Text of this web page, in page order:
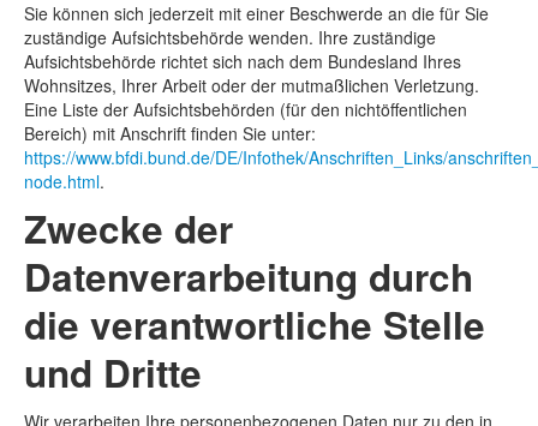
Sie können sich jederzeit mit einer Beschwerde an die für Sie
zuständige Aufsichtsbehörde wenden. Ihre zuständige
Aufsichtsbehörde richtet sich nach dem Bundesland Ihres
Wohnsitzes, Ihrer Arbeit oder der mutmaßlichen Verletzung.
Eine Liste der Aufsichtsbehörden (für den nichtöffentlichen
Bereich) mit Anschrift finden Sie unter:
https://www.bfdi.bund.de/DE/Infothek/Anschriften_Links/
node.html.
Zwecke der
Datenverarbeitung durch
die verantwortliche Stelle
und Dritte
Wir verarbeiten Ihre personenbezogenen Daten nur zu den in